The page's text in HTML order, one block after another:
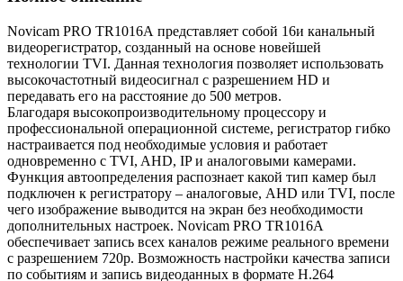
Novicam PRO TR1016А представляет собой 16и канальный
видеорегистратор, созданный на основе новейшей
технологии TVI. Данная технология позволяет использовать
высокочастотный видеосигнал с разрешением HD и
передавать его на расстояние до 500 метров.
Благодаря высокопроизводительному процессору и
профессиональной операционной системе, регистратор гибко
настраивается под необходимые условия и работает
одновременно с TVI, AHD, IP и аналоговыми камерами.
Функция автоопределения распознает какой тип камер был
подключен к регистратору – аналоговые, AHD или TVI, после
чего изображение выводится на экран без необходимости
дополнительных настроек. Novicam PRO TR1016A
обеспечивает запись всех каналов режиме реального времени
с разрешением 720р. Возможность настройки качества записи
по событиям и запись видеоданных в формате H.264